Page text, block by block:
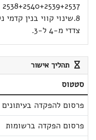
צדדי מ-4 ל-3.
תהליך אישור
סטטוס
פרסום להפקדה בעיתונים
פרסום הפקדה ברשומות